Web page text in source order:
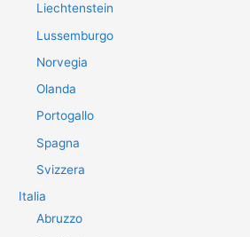
Liechtenstein
Lussemburgo
Norvegia
Olanda
Portogallo
Spagna
Svizzera
Italia
Abruzzo